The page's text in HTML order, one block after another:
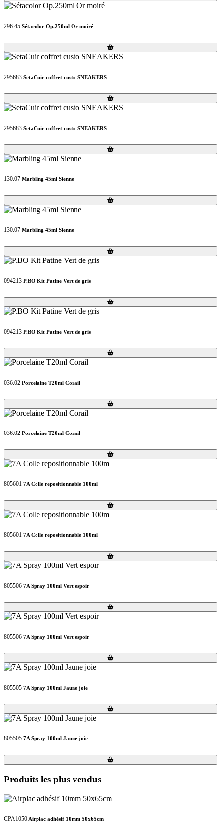
296.45 Sétacolor Op.250ml Or moiré
Loading...
Loading...
295683 SetaCuir coffret custo SNEAKERS
Loading...
Loading...
295683 SetaCuir coffret custo SNEAKERS
Loading...
Loading...
130.07 Marbling 45ml Sienne
Loading...
Loading...
130.07 Marbling 45ml Sienne
Loading...
Loading...
094213 P.BO Kit Patine Vert de gris
Loading...
Loading...
094213 P.BO Kit Patine Vert de gris
Loading...
Loading...
036.02 Porcelaine T20ml Corail
Loading...
Loading...
036.02 Porcelaine T20ml Corail
Loading...
Loading...
805601 7A Colle repositionnable 100ml
Loading...
Loading...
805601 7A Colle repositionnable 100ml
Loading...
Loading...
805506 7A Spray 100ml Vert espoir
Loading...
Loading...
805506 7A Spray 100ml Vert espoir
Loading...
Loading...
805505 7A Spray 100ml Jaune joie
Loading...
Loading...
805505 7A Spray 100ml Jaune joie
Loading...
Loading...
Produits les plus vendus
CPA1050Airplac adhésif 10mm 50x65cm